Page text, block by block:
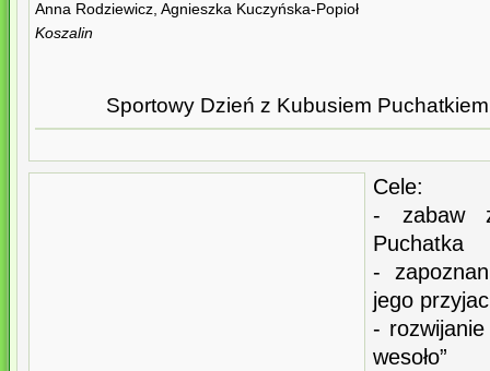
Anna Rodziewicz, Agnieszka Kuczyńska-Popioł
Koszalin
Sportowy Dzień z Kubusiem
Cele:
- zabaw
Puchatka
-
jego
-
wesoło”